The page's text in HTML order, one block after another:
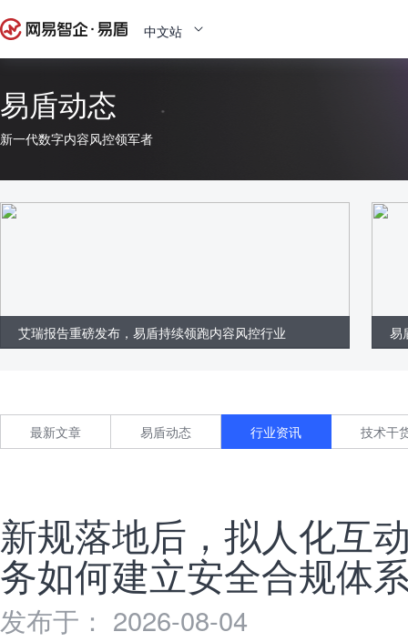
中文站
易盾动态
新一代数字内容风控领军者
艾瑞报告重磅发布，易盾持续领跑内容风控行业 易
最新文章 易盾动态 行业资讯 技术干
新规落地后，拟人化互
务如何建立安全合规体
发布于： 2026-08-04